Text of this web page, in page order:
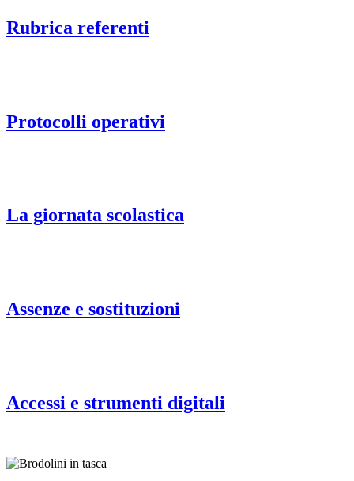
Rubrica referenti
Protocolli operativi
La giornata scolastica
Assenze e sostituzioni
Accessi e strumenti digitali